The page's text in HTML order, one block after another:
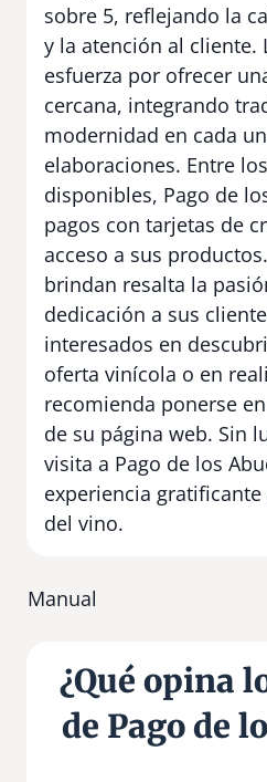
sobre 5, reflejando la
y la atención al cliente.
esfuerza por ofrecer
cercana, integrando
modernidad en cada
elaboraciones. Entre
disponibles, Pago de
pagos con tarjetas de
acceso a sus
brindan resalta la
dedicación a sus
interesados en
oferta vinícola o en
recomienda ponerse
de su página web. Sin
visita a Pago de los
experiencia
del vino.
Manual
¿Qué opina
de Pago de